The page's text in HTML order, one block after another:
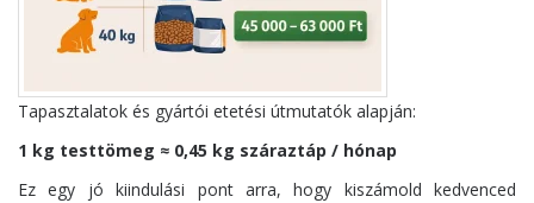
Tapasztalatok és gyártói etetési útmutatók alapján:
1 kg testtömeg ≈ 0,45 kg száraztáp / hónap
Ez egy jó kiindulási pont arra, hogy kiszámold kedvenced